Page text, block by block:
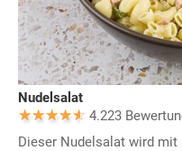
Nudelsalat
4.223
Dieser Nudelsalat wird